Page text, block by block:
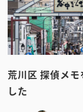
荒川区 探偵メモ
した